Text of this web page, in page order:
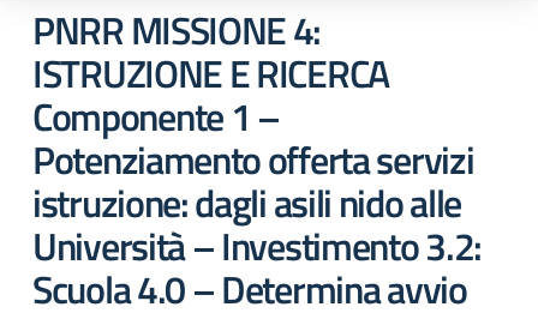
PNRR MISSIONE 4:
ISTRUZIONE E RICERCA
Componente 1 –
Potenziamento offerta servizi
istruzione: dagli asili nido alle
Università – Investimento 3.2:
Scuola 4.0 – Determina avvio